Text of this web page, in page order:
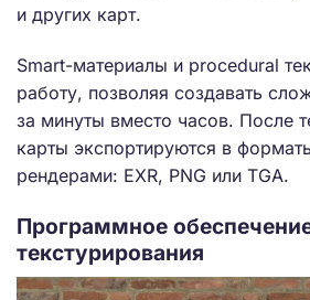
и других карт.
Smart-материалы и procedural
работу, позволяя создавать
за минуты вместо часов. После
карты экспортируются в
рендерами: EXR, PNG или TGA.
Программное
текстурирования